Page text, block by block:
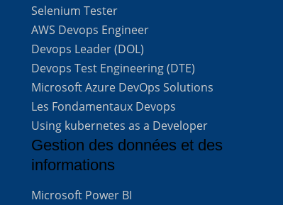
Selenium Tester
AWS Devops Engineer
Devops Leader (DOL)
Devops Test Engineering (DTE)
Microsoft Azure DevOps Solutions
Les Fondamentaux Devops
Using kubernetes as a Developer
Gestion des données et des
informations
Microsoft Power BI